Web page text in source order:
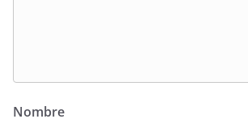
Nombre